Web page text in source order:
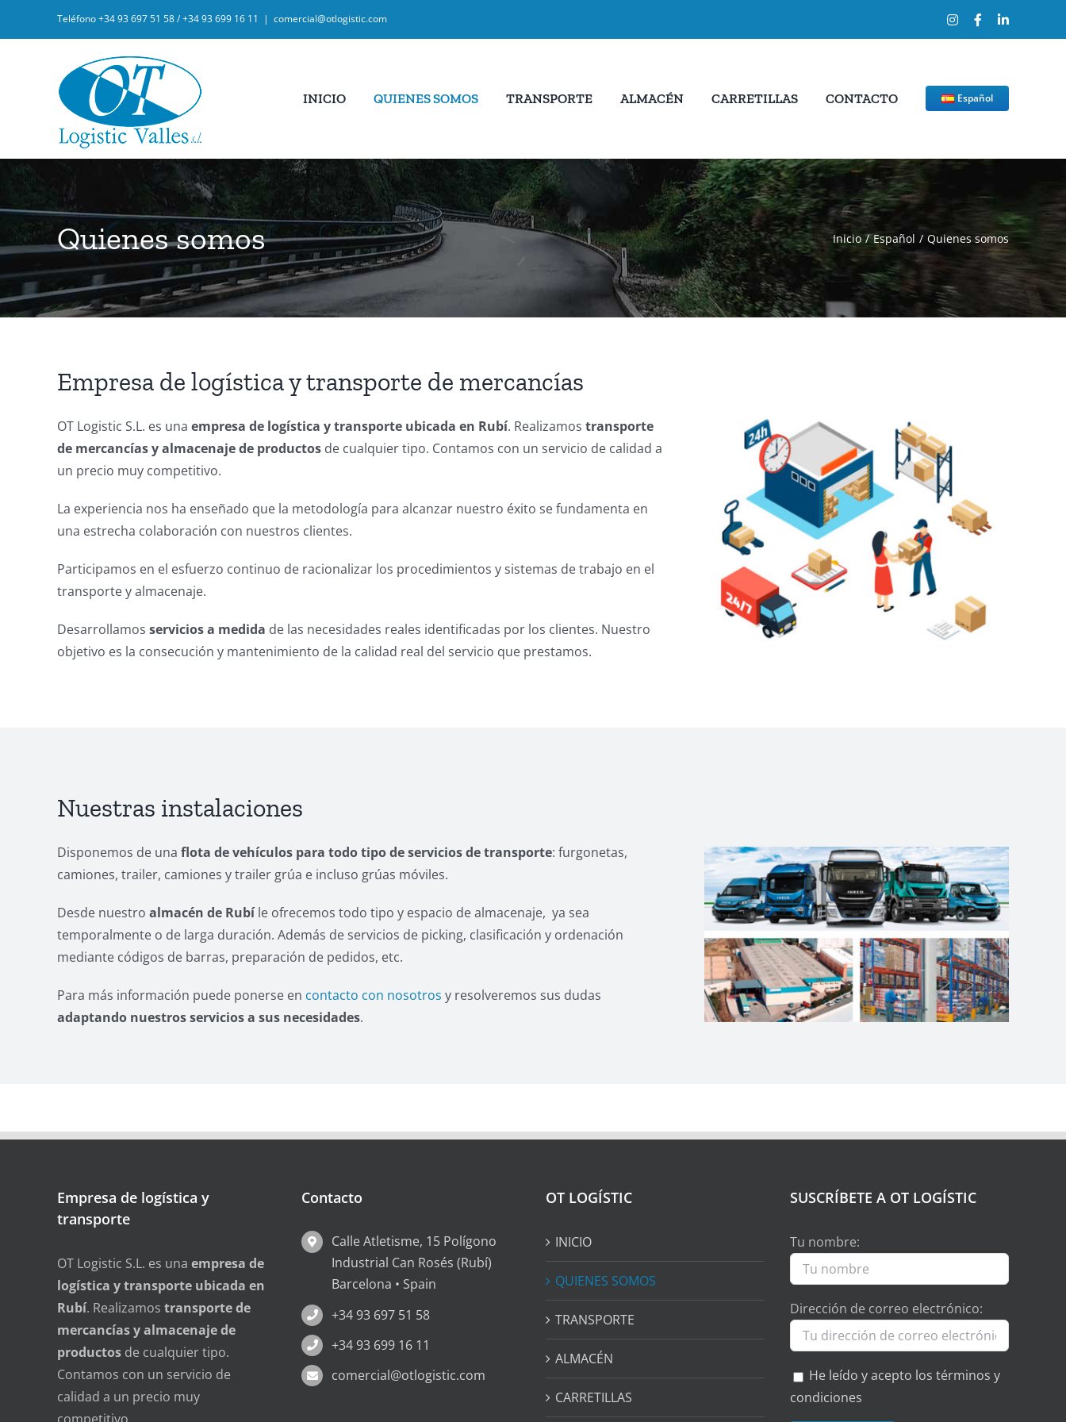
Teléfono +34 93 697 51 58 / +34 93 699 16 11 | comercial@otlogistic.com InstagramFacebookLinkedIn
INICIO QUIENES SOMOS TRANSPORTE ALMACÉN CARRETILLAS CONTACTO Español
Quienes somos Inicio Español Quienes somos
Empresa de logística y transporte de mercancías
OT Logistic S.L. es una empresa de logística y transporte ubicada en Rubí. Realizamos transporte
de mercancías y almacenaje de productos de cualquier tipo. Contamos con un servicio de calidad a
un precio muy competitivo.
La experiencia nos ha enseñado que la metodología para alcanzar nuestro éxito se fundamenta en
una estrecha colaboración con nuestros clientes.
Participamos en el esfuerzo continuo de racionalizar los procedimientos y sistemas de trabajo en el
transporte y almacenaje.
Desarrollamos servicios a medida de las necesidades reales identificadas por los clientes. Nuestro
objetivo es la consecución y mantenimiento de la calidad real del servicio que prestamos.
Nuestras instalaciones
Disponemos de una flota de vehículos para todo tipo de servicios de transporte: furgonetas,
camiones, trailer, camiones y trailer grúa e incluso grúas móviles.
Desde nuestro almacén de Rubíle ofrecemos todo tipo y espacio de almacenaje, ya sea
temporalmente o de larga duración. Además de servicios de picking, clasificación y ordenación
mediante códigos de barras, preparación de pedidos, etc.
Para más información puede ponerse en contacto con nosotros y resolveremos sus dudas
adaptando nuestros servicios a sus necesidades.
Empresa de logística y
transporte
OT Logistic S.L. es una empresa de
logística y transporte ubicada en
Rubí. Realizamos transporte de
mercancías y almacenaje de
productos de cualquier tipo.
Contamos con un servicio de
calidad a un precio muy
Contacto
Calle Atletisme, 15 Polígono
Industrial Can Rosés (Rubí)
Barcelona • Spain
+34 93 697 51 58
+34 93 699 16 11
comercial@otlogistic.com
OT LOGÍSTIC
INICIO
QUIENES SOMOS
TRANSPORTE
ALMACÉN
CARRETILLAS
SUSCRÍBETE A OT LOGÍSTIC
Tu nombre:
Dirección de correo electrónico:
He leído y acepto los términos y
condiciones